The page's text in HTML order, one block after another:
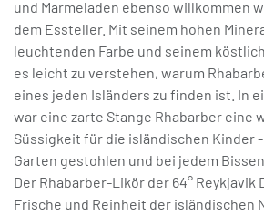
und Marmeladen ebenso willkommen
dem Essteller. Mit seinem hohen
leuchtenden Farbe und seinem
es leicht zu verstehen, warum
eines jeden Isländers zu finden ist. In
war eine zarte Stange Rhabarber eine
Süssigkeit für die isländischen Kinder
Garten gestohlen und bei jedem
Der Rhabarber-Likör der 64°
Frische und Reinheit der isländischen